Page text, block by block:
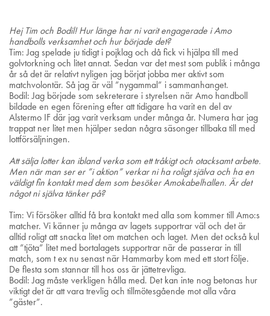
Hej Tim och Bodil! Hur länge har ni varit engagerade i Amo
handbolls verksamhet och hur började det?
Tim: Jag spelade ju tidigt i pojklag och då fick vi hjälpa till med
golvtorkning och litet annat. Sedan var det mest som publik i många
år så det är relativt nyligen jag börjat jobba mer aktivt som
matchvolontär. Så jag är väl ”nygammal” i sammanhanget.
Bodil: Jag började som sekreterare i styrelsen när Amo handboll
bildade en egen förening efter att tidigare ha varit en del av
Alstermo IF där jag varit verksam under många år. Numera har jag
trappat ner litet men hjälper sedan några säsonger tillbaka till med
lottförsäljningen.
Att sälja lotter kan ibland verka som ett tråkigt och otacksamt arbete.
Men när man ser er ”i aktion” verkar ni ha roligt själva och ha en
väldigt fin kontakt med dem som besöker Amokabelhallen. Är det
något ni själva tänker på?
Tim: Vi försöker alltid få bra kontakt med alla som kommer till Amo:s
matcher. Vi känner ju många av lagets supportrar väl och det är
alltid roligt att snacka litet om matchen och laget. Men det också kul
att ”tjöta” litet med bortalagets supportrar när de passerar in till
match, som t ex nu senast när Hammarby kom med ett stort följe.
De flesta som stannar till hos oss är jättetrevliga.
Bodil: Jag måste verkligen hålla med. Det kan inte nog betonas hur
viktigt det är att vara trevlig och tillmötesgående mot alla våra
”gäster”.